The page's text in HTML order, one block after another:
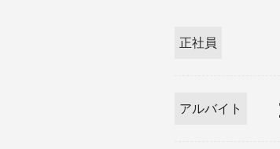
正社員
アルバイト